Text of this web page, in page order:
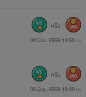
02 มิ.ย. 2569 14:58 น.
หรือ 300
06 มิ.ย. 2569 13:28 น.
หรือ 300